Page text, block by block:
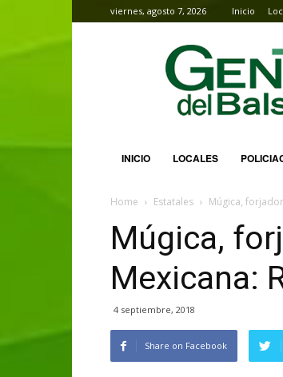
viernes, agosto 7, 2026 Inicio
Gente
del
Balsas
INICIO LOCALES
Home Estatales Múgica,
Múgica,
Mexicana:
4 septiembre, 2018
Share on Facebook